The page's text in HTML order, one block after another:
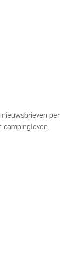
per
campingleven.